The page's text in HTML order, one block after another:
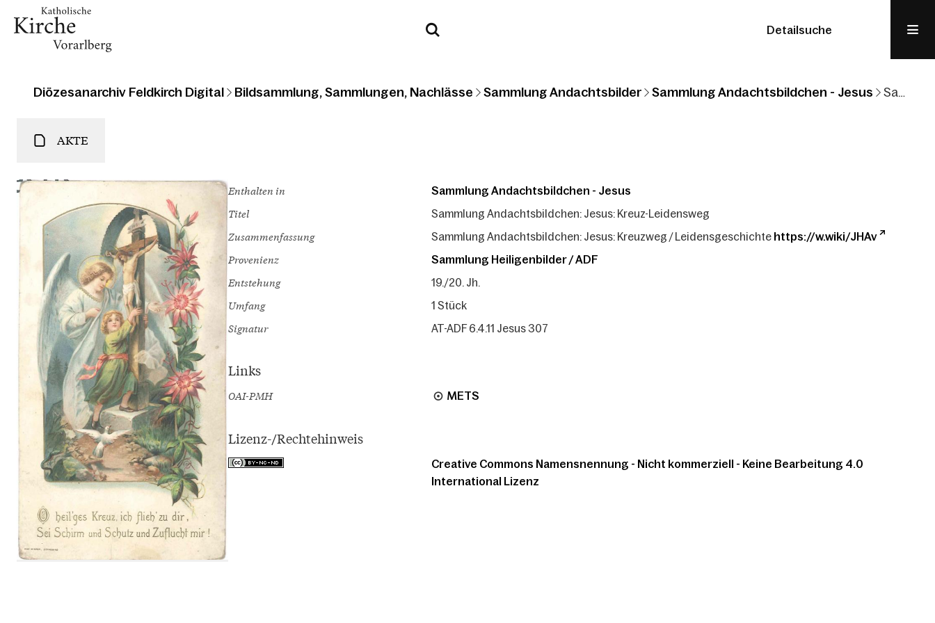
Detailsuche
Diözesanarchiv Feldkirch Digital Bildsammlung, Sammlungen, Nachlässe Sammlung Andachtsbilder Sammlung Andachtsbildchen - Jesus Sammlung Andachtsbildchen: Jesus: Kreuz-Leidensweg
AKTE
Enthalten in Sammlung Andachtsbildchen - Jesus
Titel Sammlung Andachtsbildchen: Jesus: Kreuz-Leidensweg
Zusammenfassung Sammlung Andachtsbildchen: Jesus: Kreuzweg / Leidensgeschichte https://w.wiki/JHAv
Provenienz Sammlung Heiligenbilder / ADF
Entstehung 19./20. Jh.
Umfang 1 Stück
Signatur AT-ADF 6.4.11 Jesus 307
Links
OAI-PMH METS
Lizenz-/Rechtehinweis
Creative Commons Namensnennung - Nicht kommerziell - Keine Bearbeitung 4.0
International Lizenz